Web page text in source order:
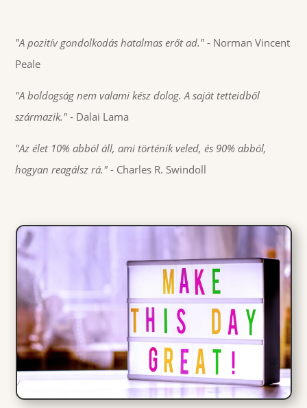
"A pozitív gondolkodás hatalmas erőt ad." - Norman Vincent
Peale
"A boldogság nem valami kész dolog. A saját tetteidből
származik." - Dalai Lama
"Az élet 10% abból áll, ami történik veled, és 90% abból,
hogyan reagálsz rá." - Charles R. Swindoll